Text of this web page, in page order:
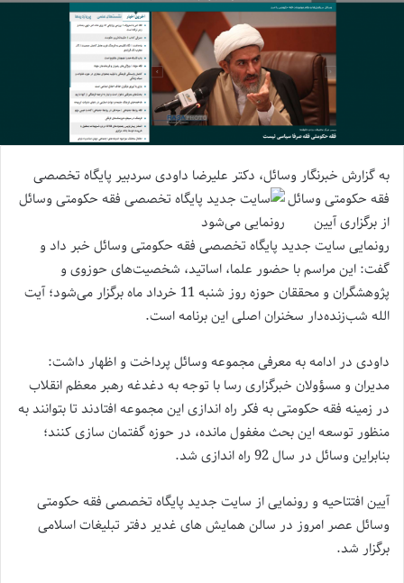
به گزارش خبرنگار وسائل، دکتر علیرضا داودی سردبیر پایگاه تخصصی
فقه حکومتی وسائل
از برگزاری آیین
رونمایی سایت جدید پایگاه تخصصی فقه حکومتی وسائل خبر داد و
گفت: این مراسم با حضور علما، اساتید، شخصیت‌های حوزوی و
پژوهشگران و محققان حوزه روز شنبه 11 خرداد ماه برگزار می‌شود؛ آیت
الله شب‌زنده‌دار سخنران اصلی این برنامه است.
داودی در ادامه به معرفی مجموعه وسائل پرداخت و اظهار داشت:
مدیران و مسؤولان خبرگزاری رسا با توجه به دغدغه رهبر معظم انقلاب
در زمینه فقه حکومتی به فکر راه اندازی این مجموعه افتادند تا بتوانند به
منظور توسعه این بحث مغفول مانده، در حوزه گفتمان سازی کنند؛
بنابراین وسائل در سال 92 راه اندازی شد.
آیین افتتاحیه و رونمایی از سایت جدید پایگاه تخصصی فقه حکومتی
وسائل عصر امروز در سالن همایش های غدیر دفتر تبلیغات اسلامی
برگزار شد.